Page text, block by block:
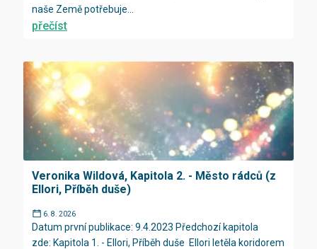
naše Země potřebuje...
přečíst
Veronika Wildová, Kapitola 2. - Město rádců (z
Ellori, Příběh duše)
6. 8. 2026
Datum první publikace: 9.4.2023 Předchozí kapitola
zde: Kapitola 1. - Ellori, Příběh duše Ellori letěla koridorem